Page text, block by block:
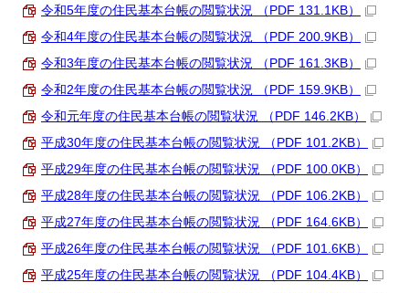
令和5年度の住民基本台帳の閲覧状況 （PDF 131.1KB）
令和4年度の住民基本台帳の閲覧状況 （PDF 200.9KB）
令和3年度の住民基本台帳の閲覧状況 （PDF 161.3KB）
令和2年度の住民基本台帳の閲覧状況 （PDF 159.9KB）
令和元年度の住民基本台帳の閲覧状況 （PDF 146.2KB）
平成30年度の住民基本台帳の閲覧状況 （PDF 101.2KB）
平成29年度の住民基本台帳の閲覧状況 （PDF 100.0KB）
平成28年度の住民基本台帳の閲覧状況 （PDF 106.2KB）
平成27年度の住民基本台帳の閲覧状況 （PDF 164.6KB）
平成26年度の住民基本台帳の閲覧状況 （PDF 101.6KB）
平成25年度の住民基本台帳の閲覧状況 （PDF 104.4KB）